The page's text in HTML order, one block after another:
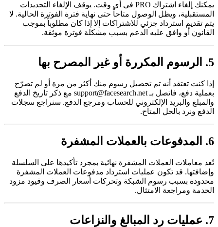
يمكنك إلغاء اشتراك PRO في أي وقت. يوقف الإلغاء التجديدات
المستقبلية، ويظل الوصول متاحاً حتى نهاية فترة الفوترة الحالية. لا
يتم تقديم استرداد جزئي للاشتراكات إلا إذا كان مطلوباً بموجب
القانون أو وافق عليه الدعم بسبب مشكلة فوترة موثقة.
5. الرسوم المكررة أو غير المصرح بها
إذا كنت تعتقد أنه تم تحصيل رسوم منك أكثر من مرة أو لم تصرّح
بعملية دفع، فاتصل بـ support@facesearch.net مع ذكر تاريخ الدفع
والمبلغ والبريد الإلكتروني للحساب ومرجع الدفع. سنراجع سجلات
الدفع ونرد بالحل المتاح.
6. المدفوعات بالعملات المشفرة
تُعد معاملات العملات المشفرة نهائية بمجرد تأكيدها على السلسلة
وإضافتها. قد تكون عمليات استرداد مدفوعات العملات المشفرة
محدودة بسبب رسوم الشبكة وتحركات أسعار الصرف وقيود مزود
الخدمة ومراجعة الامتثال.
7. عمليات رد المبالغ والنزاعات